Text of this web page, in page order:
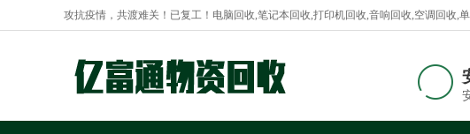
攻抗疫情，共渡难关！已复工！电脑回收,笔记本回收,打印机回收,音响回收,空调回收,